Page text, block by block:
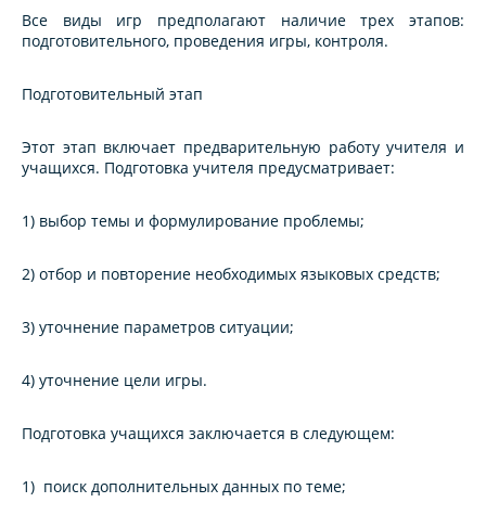
Все виды игр предполагают наличие трех этапов:
подготовительного, проведения игры, контроля.
Подготовительный этап
Этот этап включает предварительную работу учителя и
учащихся. Подготовка учителя предусматривает:
1) выбор темы и формулирование проблемы;
2) отбор и повторение необходимых языковых средств;
3) уточнение параметров ситуации;
4) уточнение цели игры.
Подготовка учащихся заключается в следующем:
1) поиск дополнительных данных по теме;